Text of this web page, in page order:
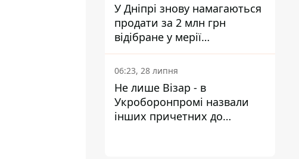
У Дніпрі знову намагаються
продати за 2 млн грн
відібране у мерії
приміщення Укрпошти
06:23, 28 липня
Не лише Візар - в
Укроборонпромі назвали
інших причетних до